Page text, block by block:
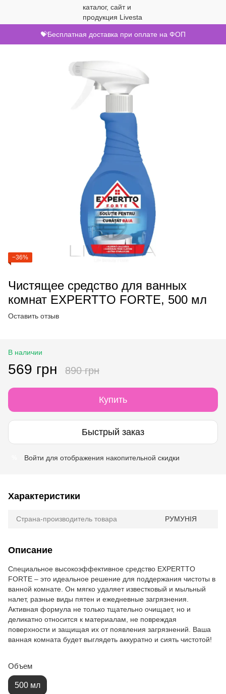
💝Бесплатная доставка при оплате на ФОП
−36%
Чистящее средство для ванных
комнат EXPERTTO FORTE, 500 мл
Оставить отзыв
В наличии
569 грн 890 грн
Купить
Быстрый заказ
Войти для отображения накопительной скидки
Характеристики
Страна-производитель товара РУМУНІЯ
Описание
Специальное высокоэффективное средство EXPERTTO
FORTE – это идеальное решение для поддержания чистоты в
ванной комнате. Он мягко удаляет известковый и мыльный
налет, разные виды пятен и ежедневные загрязнения.
Активная формула не только тщательно очищает, но и
деликатно относится к материалам, не повреждая
поверхности и защищая их от появления загрязнений. Ваша
ванная комната будет выглядеть аккуратно и сиять чистотой!
Объем
500 мл